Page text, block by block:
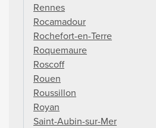
Rennes
Rocamadour
Rochefort-en-Terre
Roquemaure
Roscoff
Rouen
Roussillon
Royan
Saint-Aubin-sur-Mer